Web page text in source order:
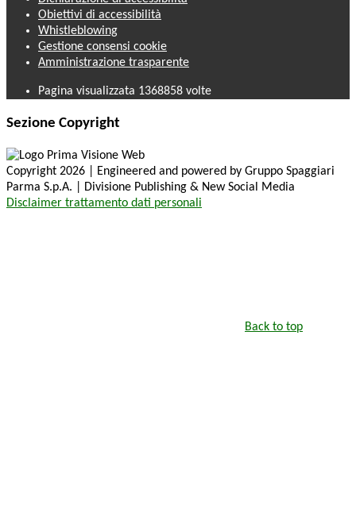
Obiettivi di accessibilità
Whistleblowing
Gestione consensi cookie
Amministrazione trasparente
Pagina visualizzata 1368858 volte
Sezione Copyright
Copyright 2026 | Engineered and powered by Gruppo Spaggiari
Parma S.p.A. | Divisione Publishing & New Social Media
Disclaimer trattamento dati personali
Back to top